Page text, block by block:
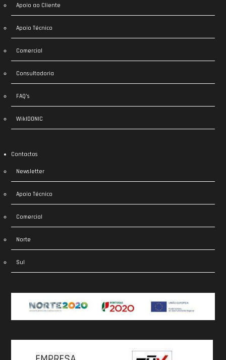
Apoio ao Cliente
Apoio Técnico
Comercial
Consultadoria
FAQ’s
WikIDONIC
Contactos
Newsletter
Apoio Técnico
Comercial
Norte
Sul